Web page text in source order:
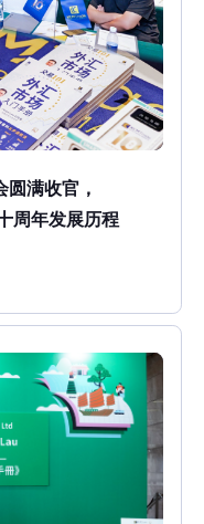
满收官，
周年发展历程